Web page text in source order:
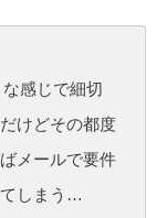
感じで細切
けどその都度
メールで要件
しまう…